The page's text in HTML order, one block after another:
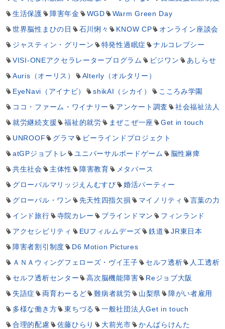
生活保護
障害年金 WGD
Warm Green Day
世界脳性まひの日
石川悧々 KNOW CP
オンライン座談会
ジャスティン・グリーン
特発性過眠症
ナルコレプシー
VISI-ONEアクセラレータープログラム
ビジワン
あしらせ
Auris（オーリス）
Alterly（オルタリー）
EyeNavi（アイナビ）
shikAI（シカイ）
こころみ学園
ココ・ファーム・ワイナリー
アンケート調査
社会福祉法人
就労継続支援
福祉的就労 まぜこぜ一座
Get in touch
UNROOF
グラマ
ビーラインドプロジェクト
atGPジョブトレ
ユニバーサルボードゲーム
脳性麻痺
共生社会
主体性 障害教育
メタバース
グローバルマリッジえんむすび
婚活パーティー
グローバル・ワン
先天性四指欠損 マイノリティ
言葉の力
インド旅行
寺院カレー ブラインドマン
フィンランド
アクセシビリティ
EUフィルムデーズ 鉄道
JR東日本
障害者割引制度
D6 Motion Pictures
ＡＮＡウィングフェローズ・ヴイ王子
セルフ透析
人工透析
セルフ透析センター
高次脳機能障害
Reジョブ大阪
失語症
両育わーるど 難病者就労 山梨県
障がい者雇用
多様な働き方
東ちづる
一般社団法人Get in touch
合理的配慮
佐藤ひらり 大前光市
かんばらけんた